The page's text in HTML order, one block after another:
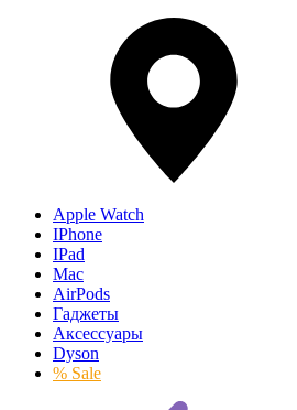
Apple Watch
IPhone
IPad
Mac
AirPods
Гаджеты
Аксессуары
Dyson
% Sale